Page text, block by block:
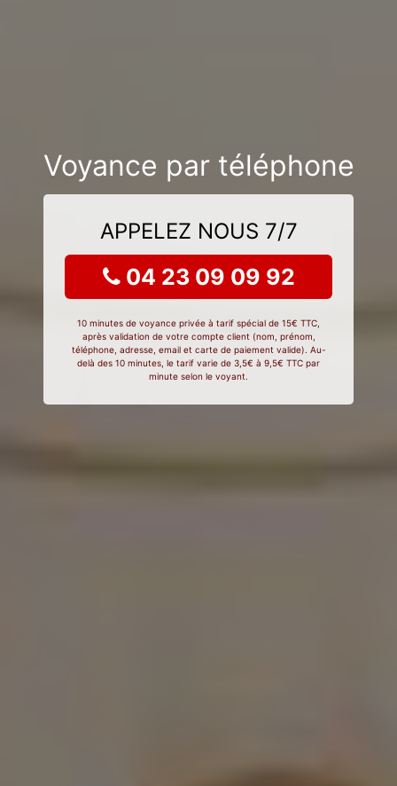
Voyance par téléphone
APPELEZ NOUS 7/7
04 23 09 09 92
10 minutes de voyance privée à tarif spécial de 15€ TTC,
après validation de votre compte client (nom, prénom,
téléphone, adresse, email et carte de paiement valide). Au-
delà des 10 minutes, le tarif varie de 3,5€ à 9,5€ TTC par
minute selon le voyant.